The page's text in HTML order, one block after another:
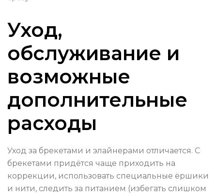
Уход,
обслуживание и
возможные
дополнительные
расходы
Уход за брекетами и элайнерами отличается. С
брекетами придётся чаще приходить на
коррекции, использовать специальные ёршики
и нити, следить за питанием (избегать слишком